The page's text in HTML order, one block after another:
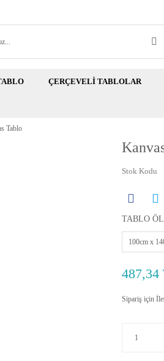
ÇERÇEVELİ TABLOLAR
Tablo
Stok Kodu
TABLO
100cm x
487,34
Sipariş için